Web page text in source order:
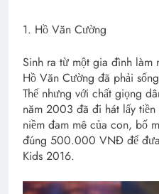
1. Hồ Văn Cường
Sinh ra từ một gia đình làm
Hồ Văn Cường đã phải
Thế nhưng với chất giọng
năm 2003 đã đi hát lấy
niềm đam mê của con, bố
đúng 500.000 VNĐ để
Kids 2016.